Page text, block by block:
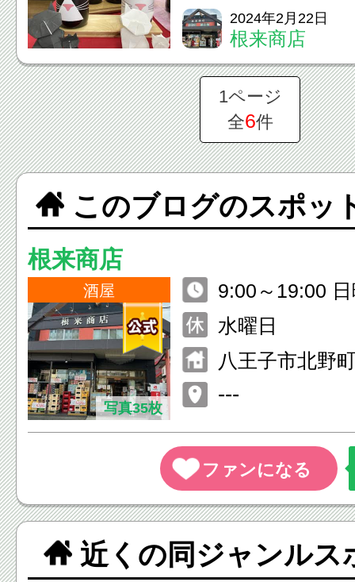
は、＜信州ねこ政宗
いう、とってもｶﾜ(
(/・ω・) 可愛いだけ
も日本酒の好き...
2024年2月22日
根来商店
1ページ
全6件
このブログのスポッ
根来商店
酒屋
写真35枚
9:00～19:00
0:00～19:00
水曜日
八王子市北野
---
近くの同ジャンルス